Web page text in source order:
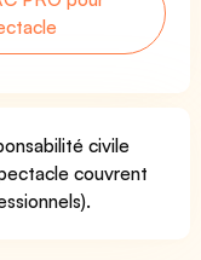
civile
couvrent